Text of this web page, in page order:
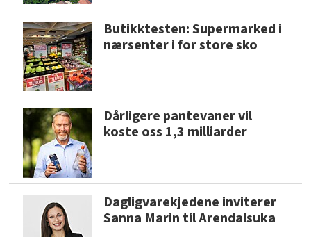
Butikktesten: Supermarked i
nærsenter i for store sko
Dårligere pantevaner vil
koste oss 1,3 milliarder
Dagligvarekjedene inviterer
Sanna Marin til Arendalsuka